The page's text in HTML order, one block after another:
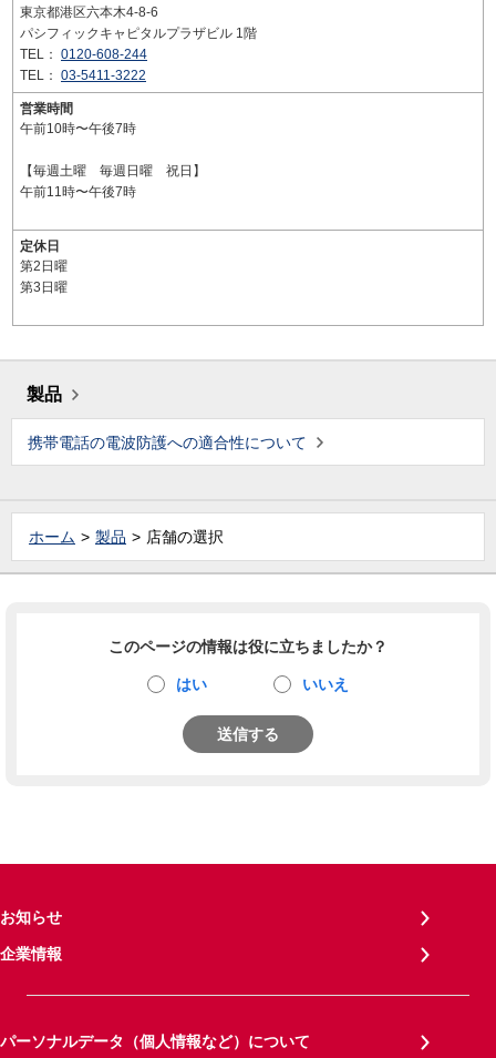
東京都港区六本木4-8-6
パシフィックキャピタルプラザビル 1階
TEL： 0120-608-244
TEL： 03-5411-3222
営業時間
午前10時〜午後7時
【毎週土曜 毎週日曜 祝日】
午前11時〜午後7時
定休日
第2日曜
第3日曜
製品
携帯電話の電波防護への適合性について
ホーム 製品 店舗の選択
このページの情報は役に立ちましたか？
はい いいえ
送信する
お知らせ
企業情報
パーソナルデータ（個人情報など）について